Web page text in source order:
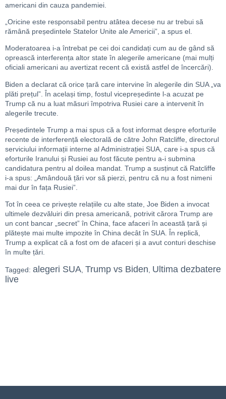
americani din cauza pandemiei.
„Oricine este responsabil pentru atâtea decese nu ar trebui să
rămână președintele Statelor Unite ale Americii”, a spus el.
Moderatoarea i-a întrebat pe cei doi candidați cum au de gând să
oprească interferența altor state în alegerile americane (mai mulți
oficiali americani au avertizat recent că există astfel de încercări).
Biden a declarat că orice țară care intervine în alegerile din SUA „va
plăti prețul”. În același timp, fostul vicepreședinte l-a acuzat pe
Trump că nu a luat măsuri împotriva Rusiei care a intervenit în
alegerile trecute.
Președintele Trump a mai spus că a fost informat despre eforturile
recente de interferență electorală de către John Ratcliffe, directorul
serviciului informații interne al Administrației SUA, care i-a spus că
eforturile Iranului și Rusiei au fost făcute pentru a-i submina
candidatura pentru al doilea mandat. Trump a susținut că Ratcliffe
i-a spus: „Amândouă țări vor să pierzi, pentru că nu a fost nimeni
mai dur în fața Rusiei”.
Tot în ceea ce privește relațiile cu alte state, Joe Biden a invocat
ultimele dezvăluiri din presa americană, potrivit cărora Trump are
un cont bancar „secret” în China, face afaceri în această țară și
plătește mai multe impozite în China decât în SUA. În replică,
Trump a explicat că a fost om de afaceri și a avut conturi deschise
în multe țări.
Tagged: alegeri SUA Trump vs Biden Ultima dezbatere
live